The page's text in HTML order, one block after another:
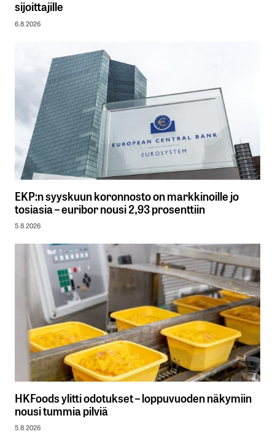
sijoittajille
6.8.2026
EKP:n syyskuun koronnosto on markkinoille jo
tosiasia – euribor nousi 2,93 prosenttiin
5.8.2026
HKFoods ylitti odotukset – loppuvuoden näkymiin
nousi tummia pilviä
5.8.2026